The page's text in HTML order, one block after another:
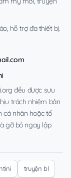
hỗ trợ đa thiết bị.
đều được sưu
trách nhiệm bản
cá nhân hoặc tổ
gỡ bỏ ngay lập
truyện bl